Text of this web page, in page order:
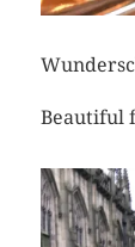
Beautiful